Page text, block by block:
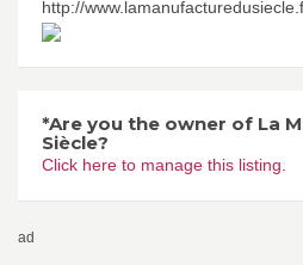
http://
*Are you the owner of La
Siècle?
Click here to manage this listing.
ad